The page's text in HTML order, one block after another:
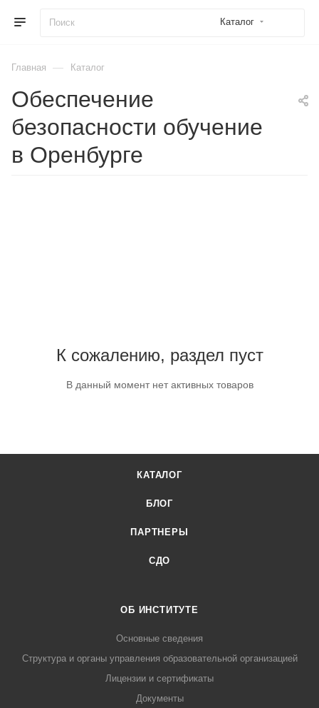
Каталог
Главная — Каталог
Обеспечение
безопасности обучение
в Оренбурге
К сожалению, раздел пуст
В данный момент нет активных товаров
КАТАЛОГ
БЛОГ
ПАРТНЕРЫ
СДО
ОБ ИНСТИТУТЕ
Основные сведения
Структура и органы управления образовательной организацией
Лицензии и сертификаты
Документы